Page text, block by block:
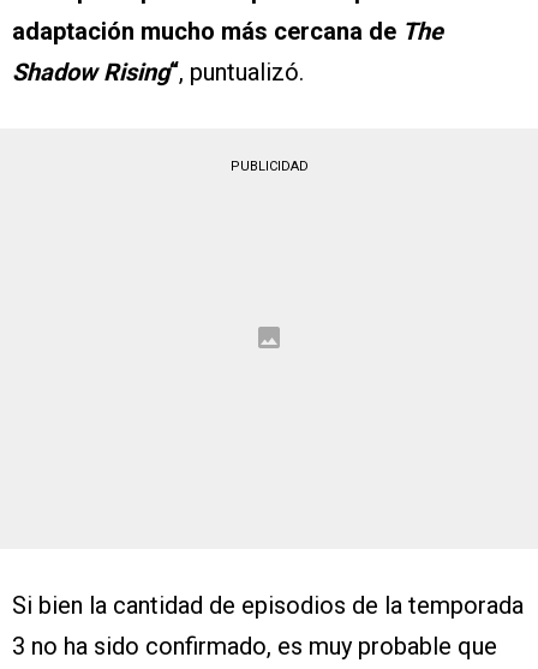
adaptación mucho más cercana de The
Shadow Rising“, puntualizó.
PUBLICIDAD
Si bien la cantidad de episodios de la temporada
3 no ha sido confirmado, es muy probable que